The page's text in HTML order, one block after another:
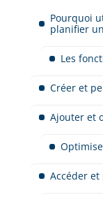
Pourquoi
planifier
Les
Créer et
Ajouter et
Accéder